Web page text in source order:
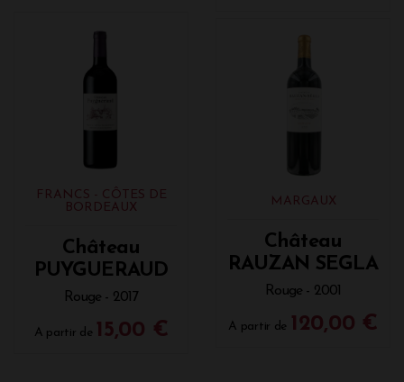
FRANCS - CÔTES DE
BORDEAUX
Château
PUYGUERAUD
Rouge - 2017
A partir de 15,00 €
MARGAUX
Château
RAUZAN SEGLA
Rouge - 2001
A partir de 120,00 €